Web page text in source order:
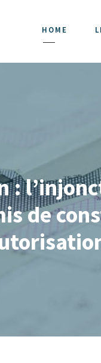
HOME
:
de